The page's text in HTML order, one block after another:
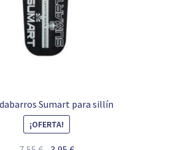
Sumart para sillín
¡OFERTA!